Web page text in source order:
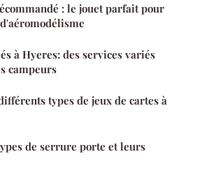
: le jouet parfait pour
à Hyeres: des services variés
campeurs
types de jeux de cartes à
de serrure porte et leurs